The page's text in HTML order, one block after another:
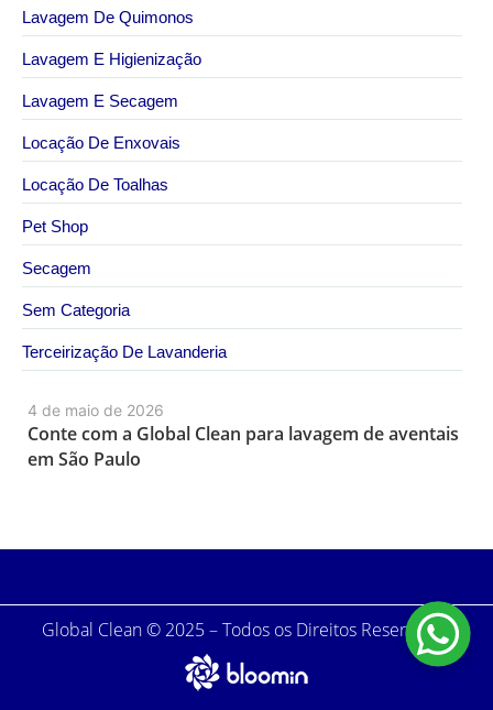
4 de maio de 2026
Conte com a Global Clean para lavagem de aventais
em São Paulo
Lavagem De Quimonos
Lavagem E Higienização
Lavagem E Secagem
Locação De Enxovais
Locação De Toalhas
Pet Shop
Secagem
Sem Categoria
Terceirização De Lavanderia
Global Clean © 2025 – Todos os Direitos Reservados